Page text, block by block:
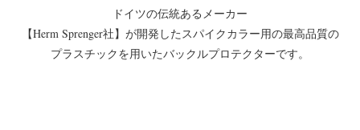
ドイツの伝統あるメーカー
【Herm Sprenger社】が開発したスパイクカラー用の最高品質の
プラスチックを用いたバックルプロテクターです。